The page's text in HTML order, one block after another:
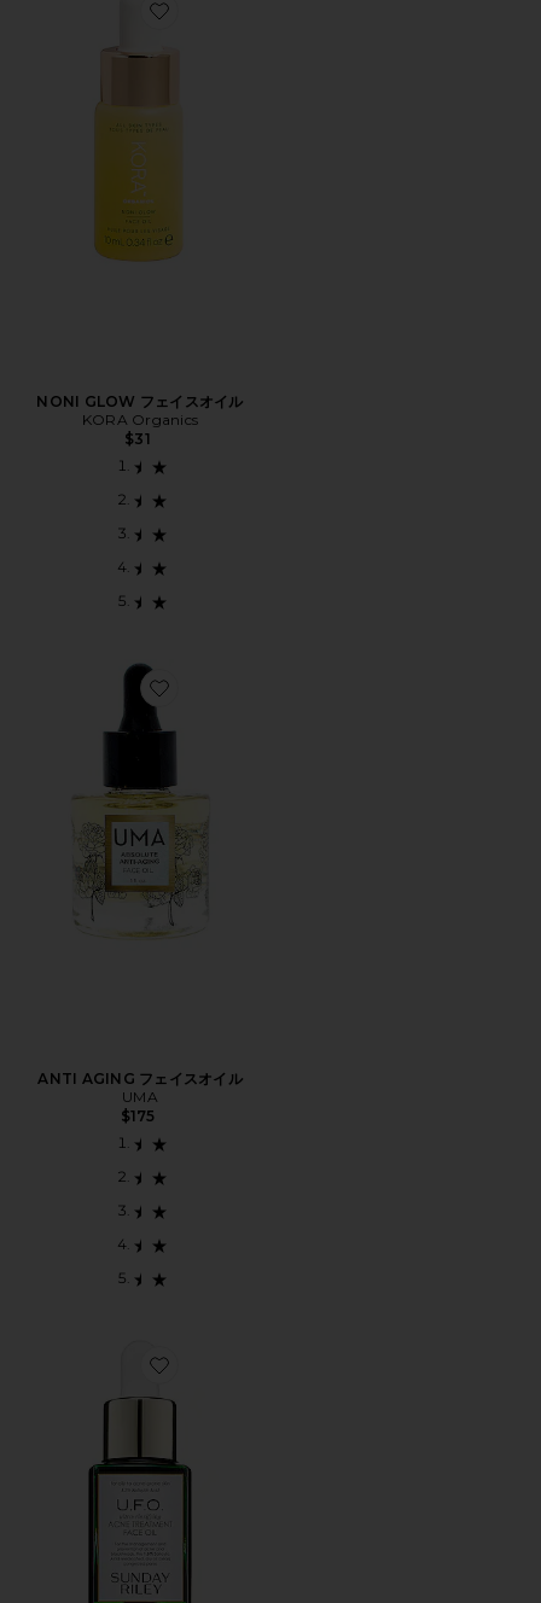
Favorite NONI GLOW フェイスオイル
NONI GLOW フェイスオイル
KORA Organics
$31
Favorite ANTI AGING フェイスオイル
ANTI AGING フェイスオイル
UMA
$175
Favorite TRAVEL U.F.O. ULTRA-CLARIFYING FACE